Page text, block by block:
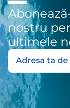
nostru
ultimele